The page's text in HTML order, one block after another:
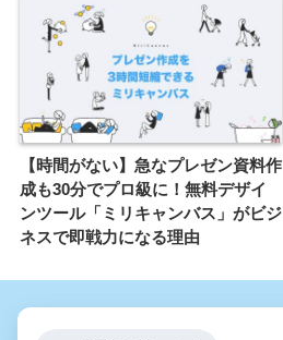
【時間がない】急なプレゼン資料作
成も30分でプロ級に！無料デザイ
ンツール「ミリキャンバス」がビジ
ネスで即戦力になる理由